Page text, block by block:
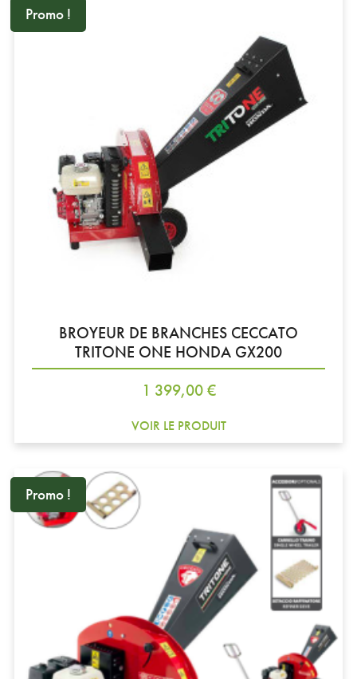
BROYEUR DE BRANCHES CECCATO
TRITONE ONE HONDA GX200
Prix
1 399,00 €
VOIR LE PRODUIT
Promo !
Promo !